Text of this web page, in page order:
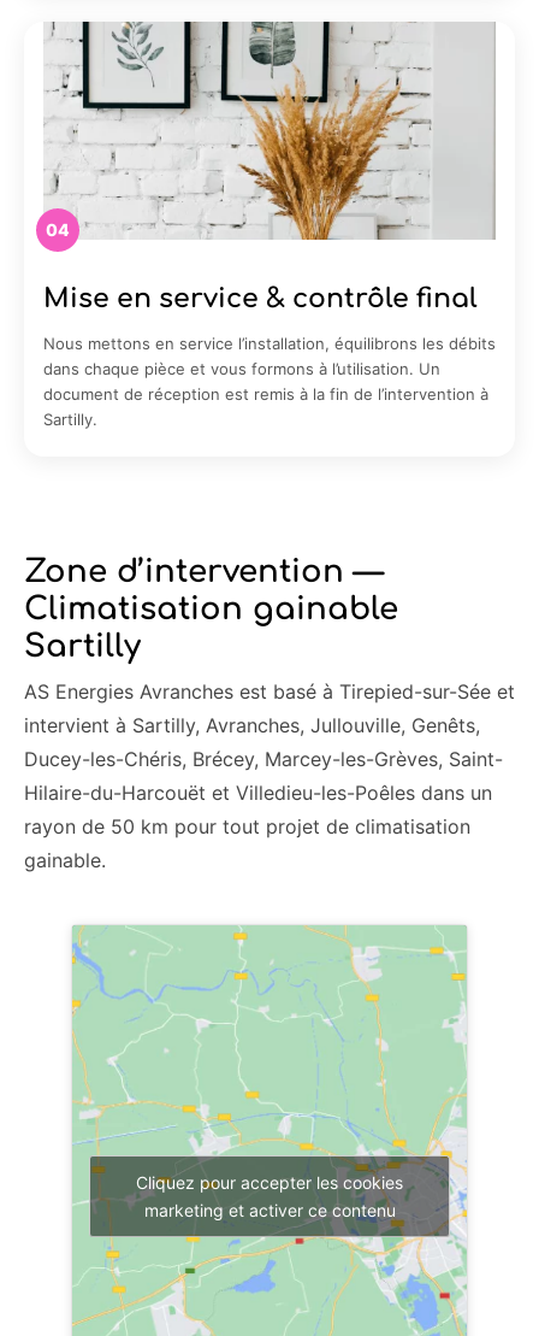
04
Mise en service & contrôle final
Nous mettons en service l’installation, équilibrons les débits
dans chaque pièce et vous formons à l’utilisation. Un
document de réception est remis à la fin de l’intervention à
Sartilly.
Zone d’intervention —
Climatisation gainable
Sartilly
AS Energies Avranches est basé à Tirepied-sur-Sée et
intervient à Sartilly, Avranches, Jullouville, Genêts,
Ducey-les-Chéris, Brécey, Marcey-les-Grèves, Saint-
Hilaire-du-Harcouët et Villedieu-les-Poêles dans un
rayon de 50 km pour tout projet de climatisation
gainable.
Cliquez pour accepter les cookies
marketing et activer ce contenu